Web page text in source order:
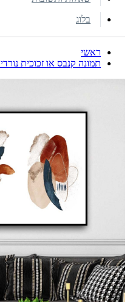
בלוג
ראשי
תמונה קנבס או זכוכית נורדי 1019